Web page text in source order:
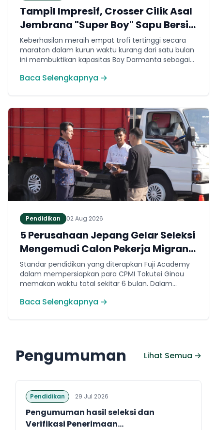
Tampil Impresif, Crosser Cilik Asal
Jembrana "Super Boy" Sapu Bersih
4 Gelar Juara Motocross 50cc di
Jawa
Keberhasilan meraih empat trofi tertinggi secara
maraton dalam kurun waktu kurang dari satu bulan
ini membuktikan kapasitas Boy Darmanta sebagai
dimiliki Jembrana di kancah motocross nasional
Baca Selengkapnya →
Pendidikan 02 Aug 2026
5 Perusahaan Jepang Gelar Seleksi
Mengemudi Calon Pekerja Migran
Jembrana
Standar pendidikan yang diterapkan Fuji Academy
dalam mempersiapkan para CPMI Tokutei Ginou
memakan waktu total sekitar 6 bulan. Dalam
menguasai sejumlah kompetensi. Seperti
(internal Fuji Academy). Sertifikasi resmi bahasa
Jepang.
Baca Selengkapnya →
Pengumuman Lihat Semua →
Pendidikan 29 Jul 2026
Pengumuman hasil seleksi dan
Verifikasi Penerimaan...